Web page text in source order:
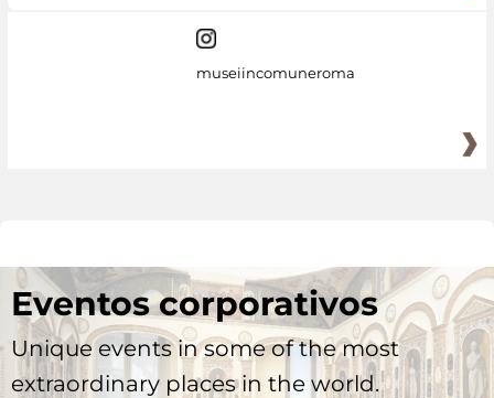
museiincomuneroma
Eventos corporativos
Unique events in some of the most
extraordinary places in the world.